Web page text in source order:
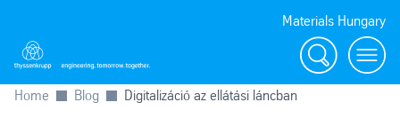
Materials Hungary
Search
Home Blog Digitalizáció az ellátási láncban